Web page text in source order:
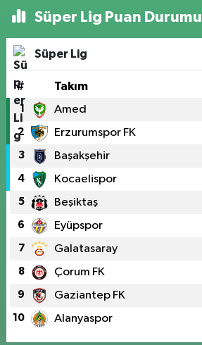
Süper Lig Puan Durumu
Süper Lig
# Takım
1 Amed
2 Erzurumspor FK
3 Başakşehir
4 Kocaelispor
5 Beşiktaş
6 Eyüpspor
7 Galatasaray
8 Çorum FK
9 Gaziantep FK
10 Alanyaspor